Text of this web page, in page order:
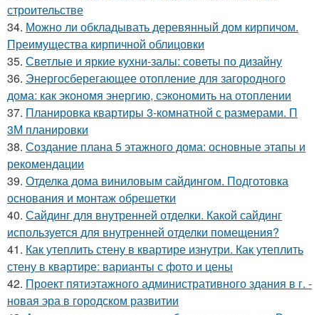
строительстве
34. Можно ли обкладывать деревянный дом кирпичом.
Преимущества кирпичной облицовки
35. Светлые и яркие кухни-залы: советы по дизайну
36. Энергосберегающее отопление для загородного
дома: как экономя энергию, сэкономить на отоплении
37. Планировка квартиры 3-комнатной с размерами. П
3М планировки
38. Создание плана 5 этажного дома: основные этапы и
рекомендации
39. Отделка дома виниловым сайдингом. Подготовка
основания и монтаж обрешетки
40. Сайдинг для внутренней отделки. Какой сайдинг
используется для внутренней отделки помещения?
41. Как утеплить стену в квартире изнутри. Как утеплить
стену в квартире: варианты с фото и цены
42. Проект пятиэтажного административного здания в г. -
новая эра в городском развитии